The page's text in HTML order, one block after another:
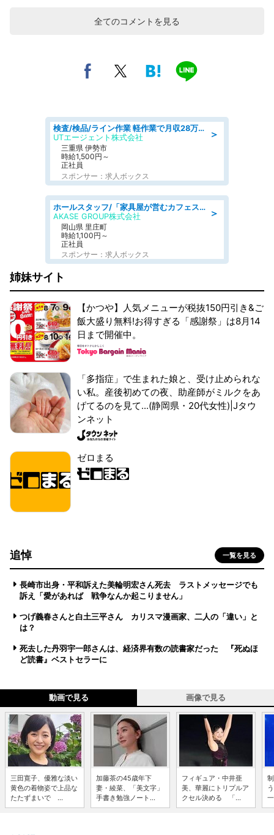
全てのコメントを見る
＞
検査/検品/ライン作業 軽作業で月収28万円可 センサー部品の箱詰め 日勤 土日休
UTエージェント株式会社
三重県 伊勢市
時給1,500円～
正社員
スポンサー：求人ボックス
＞
ホールスタッフ/「家具屋が営むカフェスタッフ!」週2日～OK!嬉しいまかない付き/岡山県/浅口郡里庄町
AKASE GROUP株式会社
岡山県 里庄町
時給1,100円～
正社員
スポンサー：求人ボックス
姉妹サイト
【かつや】人気メニューが税抜150円引き&ご
飯大盛り無料!お得すぎる「感謝祭」は8月14
日まで開催中。
「多指症」で生まれた娘と、受け止められな
い私。産後初めての夜、助産師がミルクをあ
げてるのを見て...(静岡県・20代女性)|Jタウ
ンネット
ゼロまる
追悼 一覧を見る
長崎市出身・平和訴えた美輪明宏さん死去 ラストメッセージでも
訴え「愛があれば 戦争なんか起こりません」
つげ義春さんと白土三平さん カリスマ漫画家、二人の「違い」と
は？
死去した丹羽宇一郎さんは、経済界有数の読書家だった 『死ぬほ
ど読書』ベストセラーに
動画で見る 画像で見る
三田寛子、優雅な淡い
黄色の着物姿で上品な
たたずまいで ...
加藤茶の45歳年下
妻・綾菜、「美文字」
手書き勉強ノート...
フィギュア・中井亜
美、華麗にトリプルア
クセル決める 「...